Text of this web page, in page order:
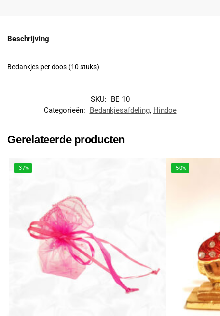
Beschrijving
Bedankjes per doos (10 stuks)
SKU:
BE 10
Categorieën:
Bedankjesafdeling, Hindoe
Gerelateerde producten
-37% -50%